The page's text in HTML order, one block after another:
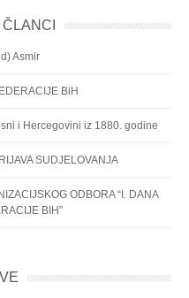
Asmir
BiH
i Hercegovini iz 1880. godine
SUDJELOVANJA
ODBORA “I. DANA
BIH”